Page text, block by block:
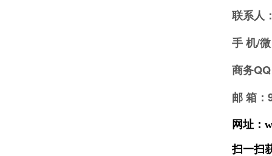
联系人
手 机/
商务
邮 箱
网址：
扫一扫